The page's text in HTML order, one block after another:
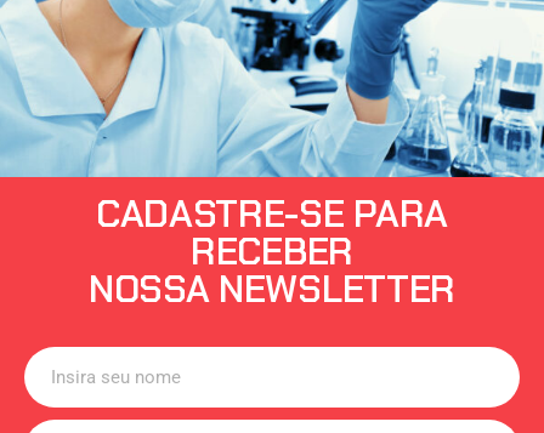
CADASTRE-SE PARA
RECEBER
NOSSA NEWSLETTER